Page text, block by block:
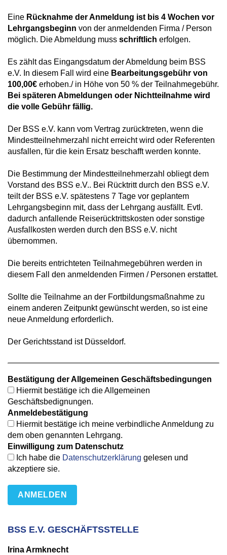
Eine Rücknahme der Anmeldung ist bis 4 Wochen vor
Lehrgangsbeginn von der anmeldenden Firma / Person
möglich. Die Abmeldung muss schriftlich erfolgen.
Es zählt das Eingangsdatum der Abmeldung beim BSS
e.V. In diesem Fall wird eine Bearbeitungsgebühr von
100,00€ erhoben./ in Höhe von 50 % der Teilnahmegebühr.
Bei späteren Abmeldungen oder Nichtteilnahme wird
die volle Gebühr fällig.
Der BSS e.V. kann vom Vertrag zurücktreten, wenn die
Mindestteilnehmerzahl nicht erreicht wird oder Referenten
ausfallen, für die kein Ersatz beschafft werden konnte.
Die Bestimmung der Mindestteilnehmerzahl obliegt dem
Vorstand des BSS e.V.. Bei Rücktritt durch den BSS e.V.
teilt der BSS e.V. spätestens 7 Tage vor geplantem
Lehrgangsbeginn mit, dass der Lehrgang ausfällt. Evtl.
dadurch anfallende Reiserücktrittskosten oder sonstige
Ausfallkosten werden durch den BSS e.V. nicht
übernommen.
Die bereits entrichteten Teilnahmegebühren werden in
diesem Fall den anmeldenden Firmen / Personen erstattet.
Sollte die Teilnahme an der Fortbildungsmaßnahme zu
einem anderen Zeitpunkt gewünscht werden, so ist eine
neue Anmeldung erforderlich.
Der Gerichtsstand ist Düsseldorf.
Bestätigung der Allgemeinen Geschäftsbedingungen
Hiermit bestätige ich die Allgemeinen
Geschäftsbedignungen.
Anmeldebestätigung
Hiermit bestätige ich meine verbindliche Anmeldung zu
dem oben genannten Lehrgang.
Einwilligung zum Datenschutz
Ich habe die Datenschutzerklärung gelesen und
akzeptiere sie.
ANMELDEN
BSS E.V. GESCHÄFTSSTELLE
Irina Armknecht